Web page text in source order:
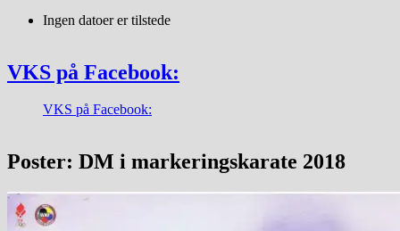
Ingen datoer er tilstede
VKS på Facebook:
VKS på Facebook:
Poster: DM i markeringskarate 2018